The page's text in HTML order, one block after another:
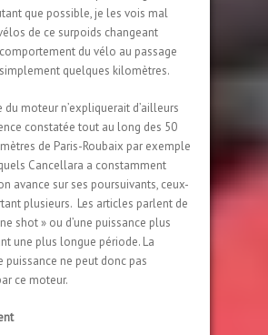
que possible, je les vois mal
de ce surpoids changeant
du vélo au passage
quelques kilomètres.
du moteur n’expliquerait d’ailleurs
constatée tout au long des 50
de Paris-Roubaix par exemple
Cancellara a constamment
avance sur ses poursuivants, ceux-
plusieurs. Les articles parlent de
shot » ou d’une puissance plus
une plus longue période. La
puissance ne peut donc pas
ce moteur.